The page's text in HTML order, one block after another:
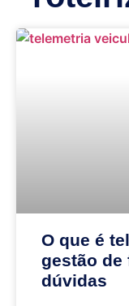
O que é
gestão de
dúvidas